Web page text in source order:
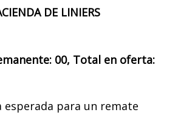
DE LINIERS
00, Total en oferta:
esperada para un remate